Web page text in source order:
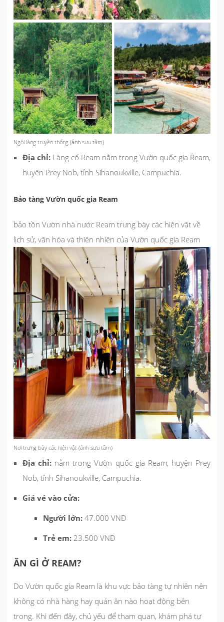
Ngôi làng truyền thống (ảnh sưu tầm)
Địa chỉ: Làng cổ Ream nằm trong Vườn quốc gia Ream,
huyện Prey Nob, tỉnh Sihanoukville, Campuchia.
Bảo tàng Vườn quốc gia Ream
bảo tồn Vườn nhà nước Ream trưng bày các hiện vật về
lịch sử, văn hóa và thiên nhiên của Vườn quốc gia Ream
Nơi trưng bày các hiện vật (ảnh sưu tầm)
Địa chỉ: nằm trong Vườn quốc gia Ream, huyện Prey
Nob, tỉnh Sihanoukville, Campuchia.
Giá vé vào cửa:
Người lớn: 47.000 VNĐ
Trẻ em: 23.500 VNĐ
ĂN GÌ Ở REAM?
Do Vườn quốc gia Ream là khu vực bảo tàng tự nhiên nên
không có nhà hàng hay quán ăn nào hoạt động bên
trong. Khi đến đây, chủ yếu để tham quan, khám phá tự